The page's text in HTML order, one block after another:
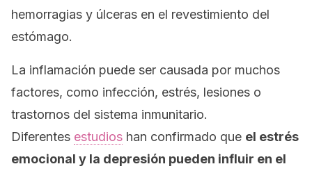
hemorragias y úlceras en el revestimiento del
estómago.
La inflamación puede ser causada por muchos
factores, como infección, estrés, lesiones o
trastornos del sistema inmunitario.
Diferentes estudios han confirmado que el estrés
emocional y la depresión pueden influir en el